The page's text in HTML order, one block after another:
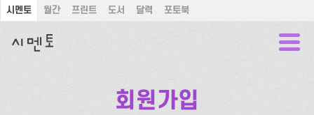
시멘토 월간 프린트 도서 달력 포토북
회원가입